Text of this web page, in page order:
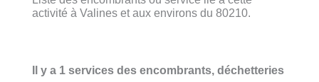
activité à Valines et aux environs du 80210.
Il y a 1 services des encombrants, déchetteries